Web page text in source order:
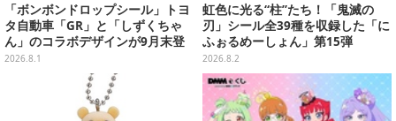
「ボンボンドロップシール」トヨ
タ自動車「GR」と「しずくちゃ
ん」のコラボデザインが9月末登
場！くま吉らも描かれた全4柄
2026.8.1
虹色に光る“柱”たち！「鬼滅の
刃」シール全39種を収録した「に
ふぉるめーしょん」第15弾
2026.8.2